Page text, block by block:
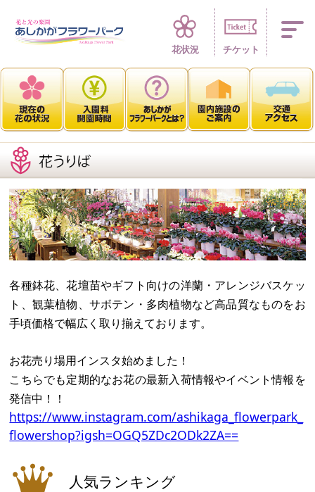
四季折々 花の
花状況 チケット
各種鉢花、花壇苗やギフト向けの洋蘭・アレンジバスケッ
ト、観葉植物、サボテン・多肉植物など高品質なものをお
手頃価格で幅広く取り揃えております。
お花売り場用インスタ始めました！
こちらでも定期的なお花の最新入荷情報やイベント情報を
発信中！！
https://www.instagram.com/ashikaga_flowerpark_
flowershop?igsh=OGQ5ZDc2ODk2ZA==
人気ランキング